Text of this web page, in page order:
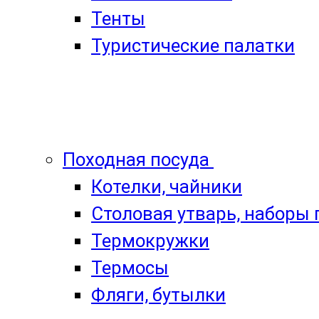
Тенты
Туристические палатки
Походная посуда
Котелки, чайники
Столовая утварь, наборы
Термокружки
Термосы
Фляги, бутылки